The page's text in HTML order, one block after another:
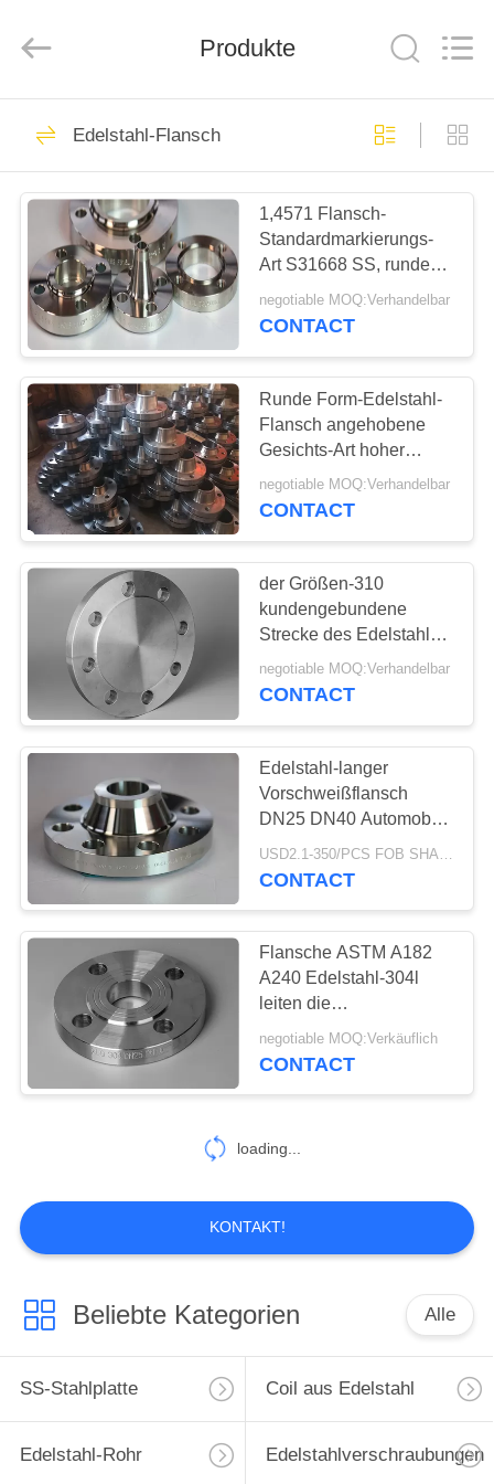
HAUS
PRODUKTE
ÜBER
UNS
FABRIK-
AUSFLUG
QUALITÄTSKONTROLLE
TRETEN
SIE
UNS
VERBINDUNG
FORDERN
SIE
EIN
ZITAT
SITEMAP
PRIVACY
POLICY
Ltd..
SS-Stahlplatte
Coil aus Edelstahl
33
Edelstahl-Rohr
19
Edelstahl bar
Edelstahl-Flansch
15
Produkte
Edelstahl-Flansch
1,4571 Flansch-
Standardmarkierungs-
Art S31668 SS, runde
Form-Edelstahl-Platten-
Flansch
negotiable MOQ:Verhandelbar
CONTACT
Runde Form-Edelstahl-
Flansch angehobene
Gesichts-Art hoher
Standard der Härte-
ASTM
negotiable MOQ:Verhandelbar
CONTACT
der Größen-310
kundengebundene
Strecke des Edelstahl-
310S Flansch der Form-
1/2“ - 80" DN10 -
negotiable MOQ:Verhandelbar
CONTACT
Edelstahl-langer
Vorschweißflansch
DN25 DN40 Automobil-
316L
CONTACT
Flansche ASTM A182
A240 Edelstahl-304l
leiten die
korrosionsbeständige
Hitze-Kopplung
negotiable MOQ:Verkäuflich
CONTACT
loading...
KONTAKT!
Beliebte Kategorien Alle
SS-Stahlplatte Coil aus Edelstahl
Edelstahl-Rohr Edelstahlverschraubungen